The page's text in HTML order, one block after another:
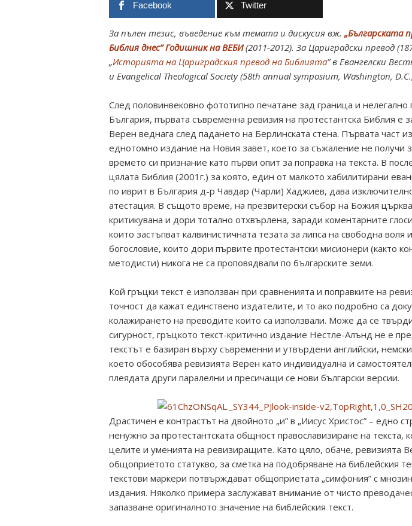
Facebook Twitter
За пълен тезис, въведение към темата и дискусия вж. „Българската
Библия днес” Годишник на ВЕБИ (2011-2012). За Цариградски превод
„Историята на Цариградския превод на Библията” в Евангелски
и Evangelical Theological Society (58th annual symposium, Washington,
След половинвековно фототипно печатане зад граница и нелегално
България, първата съвременна ревизия на протестантска Библия е
Верен веднага след падането на Берлинската стена. Първата част
еднотомно издание на Новия завет, което за съжаление не получи
времето си признание като първи опит за поправка на текста. В
цялата Библия (2001г.) за която, един от малкото хабилитирани
по иврит в България д-р Чавдар (Чарли) Хаджиев, дава
атестация. В същото време, на презвитерски събор на Божия
критикувана и дори тотално отхвърлена, заради коментарните
които застъпват калвинистичната тезата за липса на свободна
богословие, които дори първите протестантски мисионери (както
методисти) никога не са проповядвали по българските земи.
Кой гръцки текст е използван при сравненията и поправките на
точност да кажат единствено издателите, и то ако подробно са
колажирането на преводите които са използвали. Може да се
сигурност, гръцкото текст-критично издание Нестле-Алънд не е
текстът е базиран върху съвременни и утвърдени английски,
което обособява ревизията Верен като индивидуална и
плеядата други паралелни и пресичащи се нови български версии.
Драстичен е контрастът на двойното „и” в „Иисус Христос” – едно
ненужно за протестантската общност православизиране на текста,
целите и уменията на ревизиращите. Като цяло, обаче, ревизията
общоприетото статукво, за сметка на подобряване на библейския
текстови маркери потвърждават общоприетата „симфония” с
издания. Няколко примера заслужават внимание от чисто
запазване оригиналното значение на библейския текст.